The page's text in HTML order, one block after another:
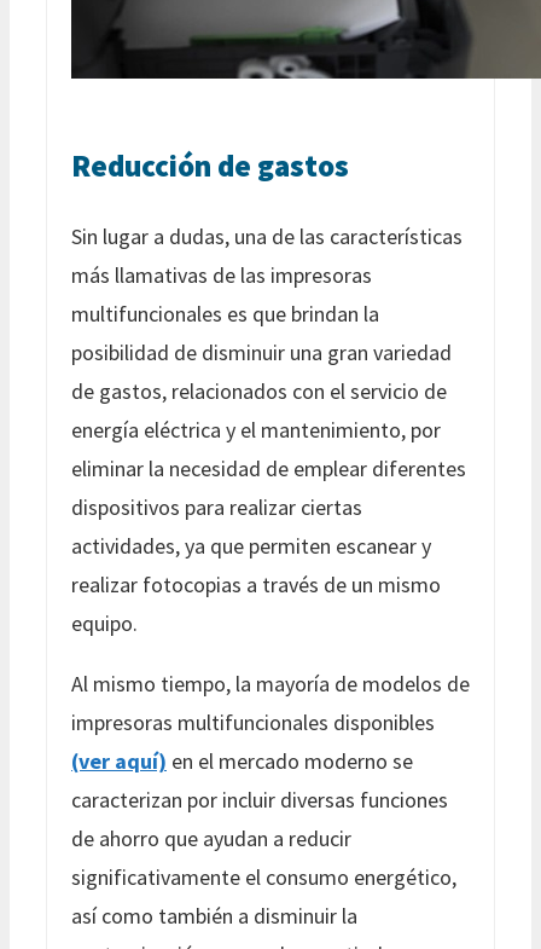
Reducción de gastos
Sin lugar a dudas, una de las características
más llamativas de las impresoras
multifuncionales es que brindan la
posibilidad de disminuir una gran variedad
de gastos, relacionados con el servicio de
energía eléctrica y el mantenimiento, por
eliminar la necesidad de emplear diferentes
dispositivos para realizar ciertas
actividades, ya que permiten escanear y
realizar fotocopias a través de un mismo
equipo.
Al mismo tiempo, la mayoría de modelos de
impresoras multifuncionales disponibles
(ver aquí) en el mercado moderno se
caracterizan por incluir diversas funciones
de ahorro que ayudan a reducir
significativamente el consumo energético,
así como también a disminuir la